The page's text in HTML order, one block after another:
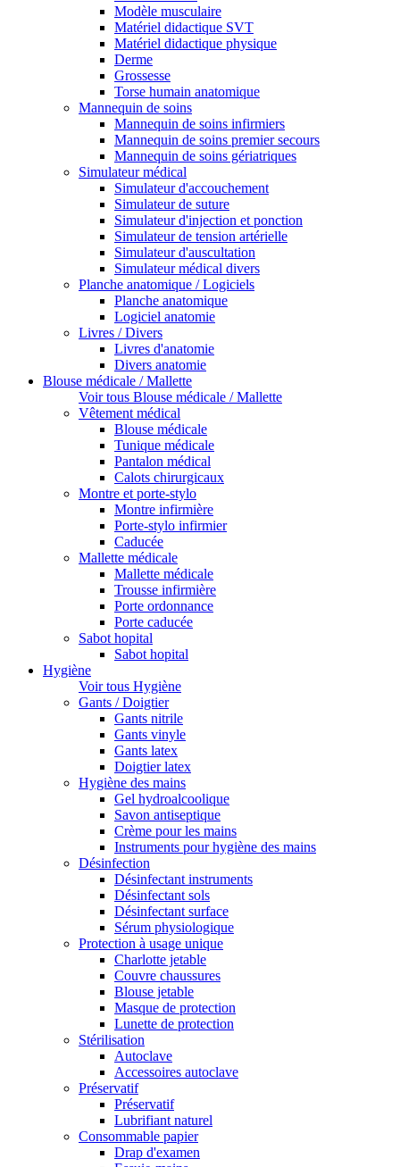
Modèle musculaire
Matériel didactique SVT
Matériel didactique physique
Derme
Grossesse
Torse humain anatomique
Mannequin de soins
Mannequin de soins infirmiers
Mannequin de soins premier secours
Mannequin de soins gériatriques
Simulateur médical
Simulateur d'accouchement
Simulateur de suture
Simulateur d'injection et ponction
Simulateur de tension artérielle
Simulateur d'auscultation
Simulateur médical divers
Planche anatomique / Logiciels
Planche anatomique
Logiciel anatomie
Livres / Divers
Livres d'anatomie
Divers anatomie
Blouse médicale / Mallette
Voir tous Blouse médicale / Mallette
Vêtement médical
Blouse médicale
Tunique médicale
Pantalon médical
Calots chirurgicaux
Montre et porte-stylo
Montre infirmière
Porte-stylo infirmier
Caducée
Mallette médicale
Mallette médicale
Trousse infirmière
Porte ordonnance
Porte caducée
Sabot hopital
Sabot hopital
Hygiène
Voir tous Hygiène
Gants / Doigtier
Gants nitrile
Gants vinyle
Gants latex
Doigtier latex
Hygiène des mains
Gel hydroalcoolique
Savon antiseptique
Crème pour les mains
Instruments pour hygiène des mains
Désinfection
Désinfectant instruments
Désinfectant sols
Désinfectant surface
Sérum physiologique
Protection à usage unique
Charlotte jetable
Couvre chaussures
Blouse jetable
Masque de protection
Lunette de protection
Stérilisation
Autoclave
Accessoires autoclave
Préservatif
Préservatif
Lubrifiant naturel
Consommable papier
Drap d'examen